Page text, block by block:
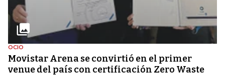
OCIO
Movistar Arena se convirtió en el primer
venue del país con certificación Zero Waste